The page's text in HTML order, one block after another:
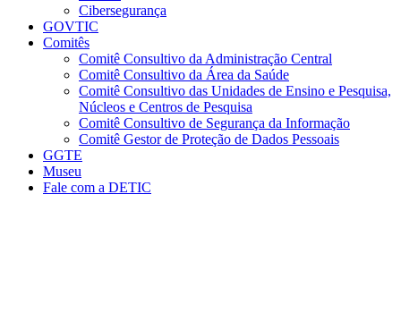
Cibersegurança
GOVTIC
Comitês
Comitê Consultivo da Administração Central
Comitê Consultivo da Área da Saúde
Comitê Consultivo das Unidades de Ensino e Pesquisa,
Núcleos e Centros de Pesquisa
Comitê Consultivo de Segurança da Informação
Comitê Gestor de Proteção de Dados Pessoais
GGTE
Museu
Fale com a DETIC